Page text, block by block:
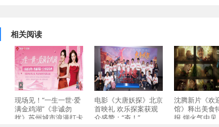
相关阅读
现场见！“一生一世·爱
满金鸡湖”《非诚勿
扰》苏州城市浪漫打卡
电影《大唐妖探》北京
首映礼 欢乐探案获观
众盛赞：“夯！”
沈腾新片《欢
馆》释出美食
报 烟火气中见